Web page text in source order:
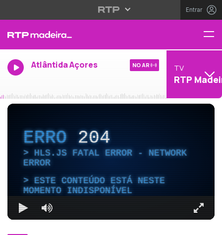
Entrar
Atlântida Açores NO AR TV
RTP
ERRO204
HLS.JS FATAL ERROR - NETWORK
ERROR
ESTE CONTEÚDO ESTÁ NESTE
MOMENTO INDISPONÍVEL